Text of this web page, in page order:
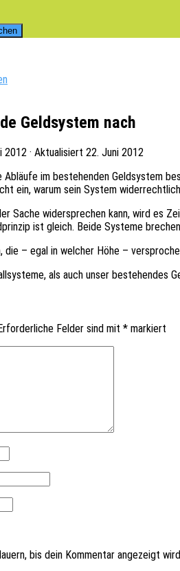
Geldsystem nach
2012 · Aktualisiert 22. Juni 2012
im bestehen­den Geld­sys­tem
ein, warum sein System
Sache wider­spre­chen kann, wird es
ist gleich. Beide Syste­me
die – egal in welcher Höhe –
als auch unser bestehen­des
Erforderliche Felder sind mit * markiert
bis dein Kommentar angezeigt